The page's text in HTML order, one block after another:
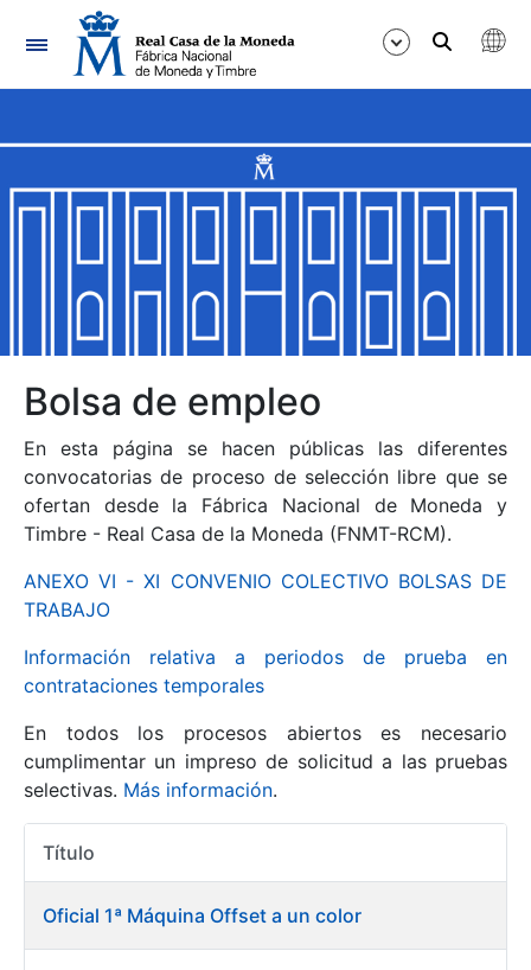
Navegación
Mostrar/Ocultar
Mostrar/Ocultar
Mostrar/Ocultar
Mostrar/Ocultar
Mostrar/Ocultar
Mostrar/Ocultar
Bolsa de empleo
En esta página se hacen públicas las diferentes
convocatorias de proceso de selección libre que se
ofertan desde la Fábrica Nacional de Moneda y
Timbre - Real Casa de la Moneda (FNMT-RCM).
ANEXO VI - XI CONVENIO COLECTIVO BOLSAS DE
TRABAJO
Información relativa a periodos de prueba en
contrataciones temporales
En todos los procesos abiertos es necesario
cumplimentar un impreso de solicitud a las pruebas
selectivas. Más información.
Título
Oficial 1ª Máquina Offset a un color